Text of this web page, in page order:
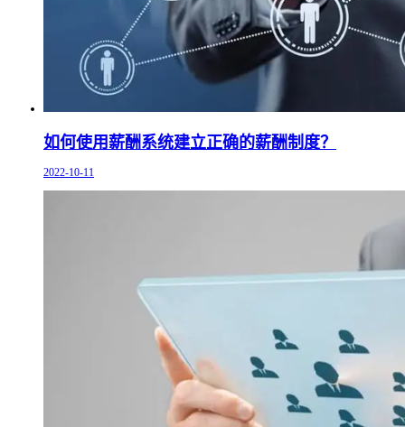
如何使用薪酬系统建立正确的薪酬制度？
2022-10-11